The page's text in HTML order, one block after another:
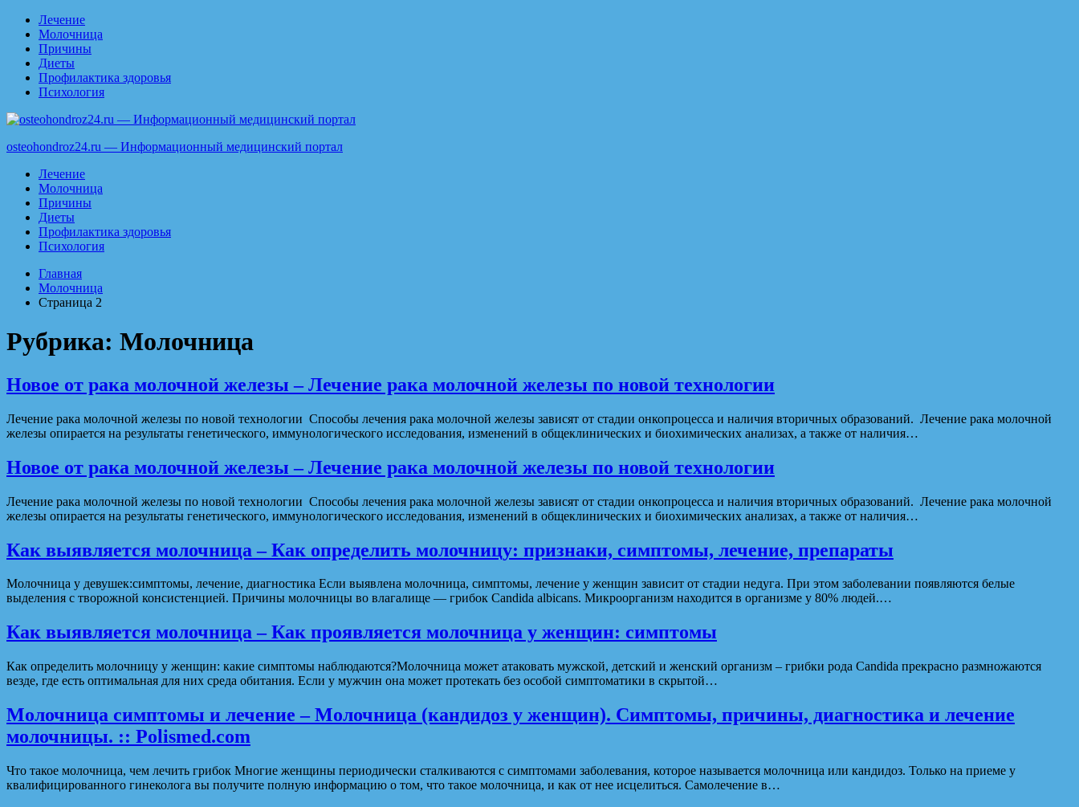
Перейти
содержимому
Лечение
Молочница
Причины
Диеты
Профилактика здоровья
Психология
osteohondroz24.ru — Информационный медицинский портал
Лечение
Молочница
Причины
Диеты
Профилактика здоровья
Психология
Главная
Молочница
Страница 2
Рубрика: Молочница
Новое от рака молочной железы – Лечение рака молочной железы по новой технологии
Лечение рака молочной железы по новой технологии Способы лечения рака молочной железы зависят от стадии онкопроцесса и наличия вторичных образований. Лечение рака молочной
железы опирается на результаты генетического, иммунологического исследования, изменений в общеклинических и биохимических анализах, а также от наличия…
Новое от рака молочной железы – Лечение рака молочной железы по новой технологии
Лечение рака молочной железы по новой технологии Способы лечения рака молочной железы зависят от стадии онкопроцесса и наличия вторичных образований. Лечение рака молочной
железы опирается на результаты генетического, иммунологического исследования, изменений в общеклинических и биохимических анализах, а также от наличия…
Как выявляется молочница – Как определить молочницу: признаки, симптомы, лечение, препараты
Молочница у девушек:симптомы, лечение, диагностика Если выявлена молочница, симптомы, лечение у женщин зависит от стадии недуга. При этом заболевании появляются белые
выделения с творожной консистенцией. Причины молочницы во влагалище — грибок Candida albicans. Микроорганизм находится в организме у 80% людей.…
Как выявляется молочница – Как проявляется молочница у женщин: симптомы
Как определить молочницу у женщин: какие симптомы наблюдаются?Молочница может атаковать мужской, детский и женский организм – грибки рода Candida прекрасно размножаются
везде, где есть оптимальная для них среда обитания. Если у мужчин она может протекать без особой симптоматики в скрытой…
Молочница симптомы и лечение – Молочница (кандидоз у женщин). Симптомы, причины, диагностика и лечение
молочницы. :: Polismed.com
Что такое молочница, чем лечить грибок Многие женщины периодически сталкиваются с симптомами заболевания, которое называется молочница или кандидоз. Только на приеме у
квалифицированного гинеколога вы получите полную информацию о том, что такое молочница, и как от нее исцелиться. Самолечение в…